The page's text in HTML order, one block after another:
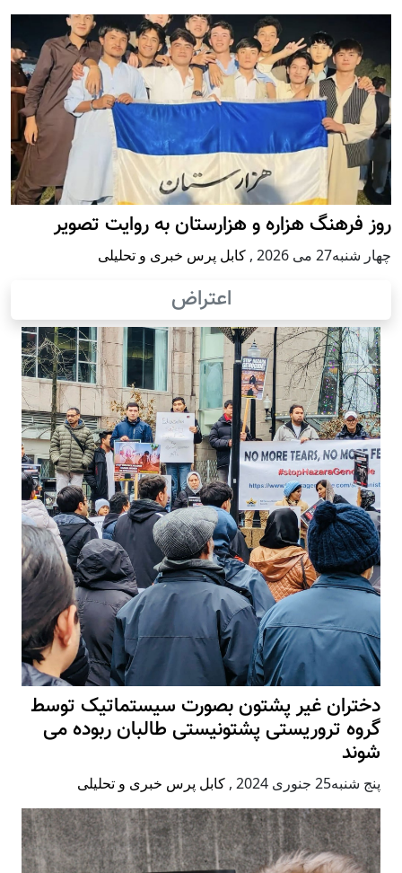
روز فرهنگ هزاره و هزارستان به روایت تصویر
چهار شنبه27 می 2026 , کابل پرس خبری و تحلیلی
اعتراض
دختران غیر پشتون بصورت سیستماتیک توسط
گروه تروریستی پشتونیستی طالبان ربوده می
شوند
پنج شنبه25 جنوری 2024 , کابل پرس خبری و تحلیلی